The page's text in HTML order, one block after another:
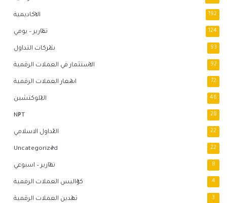
الاكاديمية 192
تقارير – يومي 124
شركات التداول 93
الاستثمار في العملات الرقمية 92
اسعار العملات الرقمية 72
البلوكتشين 46
NFT 28
التداول الاسلامي 22
Uncategorized 22
تقارير – اسبوعي 8
كواليس العملات الرقمية 4
تعدين العملات الرقمية 3